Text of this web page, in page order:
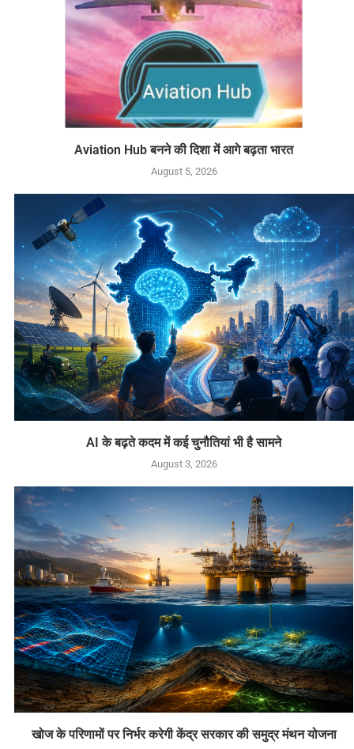
Aviation Hub बनने की दिशा में आगे बढ़ता भारत
August 5, 2026
AI के बढ़ते कदम में कई चुनौतियां भी है सामने
August 3, 2026
खोज के परिणामों पर निर्भर करेगी केंद्र सरकार की समुद्र मंथन योजना